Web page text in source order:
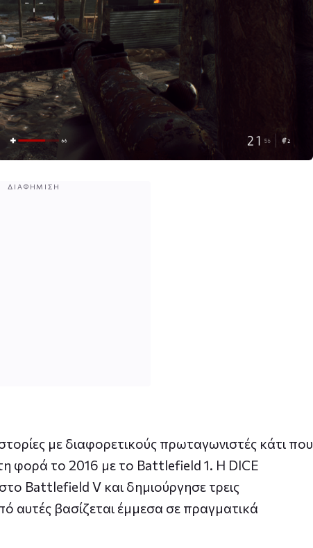
ΔΙΑΦΉΜΙΣΗ
με διαφορετικούς πρωταγωνιστές κάτι που
φορά το 2016 με το Battlefield 1. Η DICE
Battlefield V και δημιούργησε τρεις
αυτές βασίζεται έμμεσα σε πραγματικά